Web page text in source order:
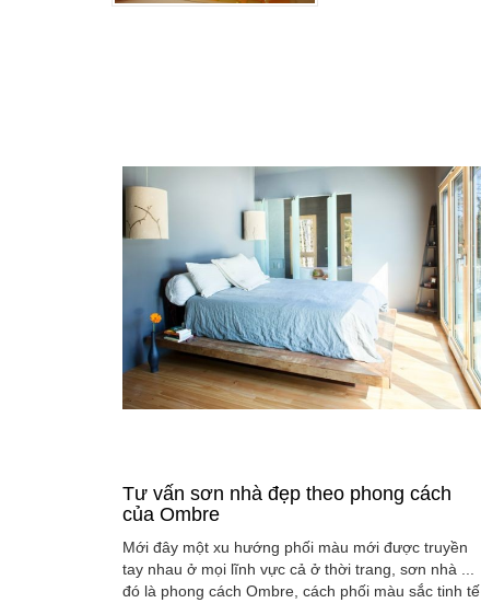
Tư vấn sơn nhà đẹp theo phong cách
của Ombre
Mới đây một xu hướng phối màu mới được truyền
tay nhau ở mọi lĩnh vực cả ở thời trang, sơn nhà ...
đó là phong cách Ombre, cách phối màu sắc tinh tế